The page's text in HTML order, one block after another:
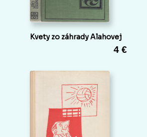
Kvety zo záhrady Alahovej
4 €